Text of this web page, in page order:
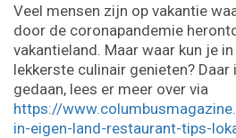
Veel mensen zijn op vakantie
door de coronapandemie
vakantieland. Maar waar kun je
lekkerste culinair genieten?
gedaan, lees er meer over via
https://
in-eigen-land-restaurant-tips-